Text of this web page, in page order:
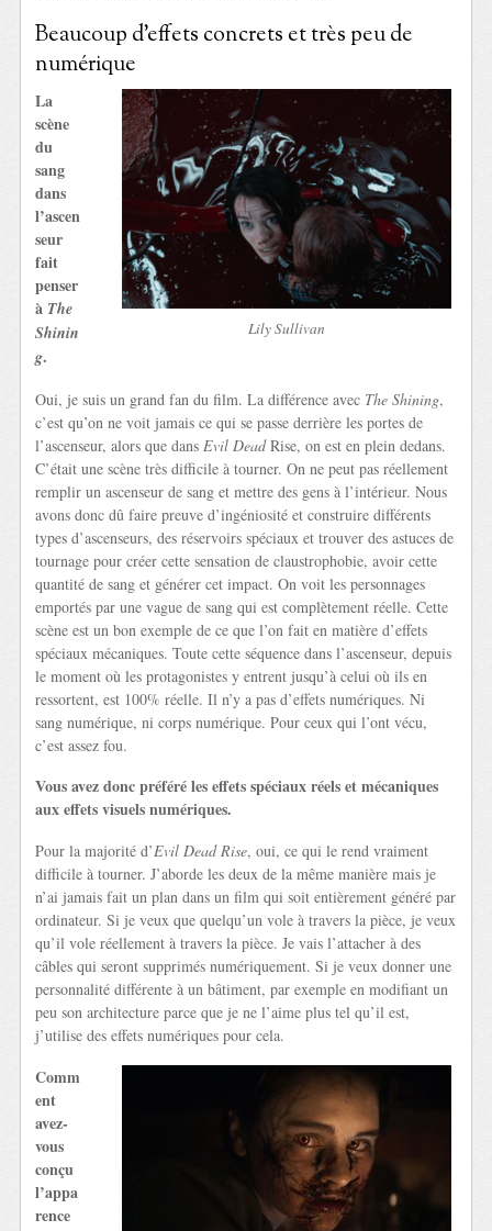
Beaucoup d’effets concrets et très peu de
numérique
Lily Sullivan
La
scène
du
sang
dans
l’ascen
seur
fait
penser
à The
Shinin
g.
Oui, je suis un grand fan du film. La différence avec The Shining,
c’est qu’on ne voit jamais ce qui se passe derrière les portes de
l’ascenseur, alors que dans Evil DeadRise, on est en plein dedans.
C’était une scène très difficile à tourner. On ne peut pas réellement
remplir un ascenseur de sang et mettre des gens à l’intérieur. Nous
avons donc dû faire preuve d’ingéniosité et construire différents
types d’ascenseurs, des réservoirs spéciaux et trouver des astuces de
tournage pour créer cette sensation de claustrophobie, avoir cette
quantité de sang et générer cet impact. On voit les personnages
emportés par une vague de sang qui est complètement réelle. Cette
scène est un bon exemple de ce que l’on fait en matière d’effets
spéciaux mécaniques. Toute cette séquence dans l’ascenseur, depuis
le moment où les protagonistes y entrent jusqu’à celui où ils en
ressortent, est 100% réelle. Il n’y a pas d’effets numériques. Ni
sang numérique, ni corps numérique. Pour ceux qui l’ont vécu,
c’est assez fou.
Vous avez donc préféré les effets spéciaux réels et mécaniques
aux effets visuels numériques.
Pour la majorité d’Evil Dead Rise, oui, ce qui le rend vraiment
difficile à tourner. J’aborde les deux de la même manière mais je
n’ai jamais fait un plan dans un film qui soit entièrement généré par
ordinateur. Si je veux que quelqu’un vole à travers la pièce, je veux
qu’il vole réellement à travers la pièce. Je vais l’attacher à des
câbles qui seront supprimés numériquement. Si je veux donner une
personnalité différente à un bâtiment, par exemple en modifiant un
peu son architecture parce que je ne l’aime plus tel qu’il est,
j’utilise des effets numériques pour cela.
Comm
ent
avez-
vous
conçu
l’appa
rence